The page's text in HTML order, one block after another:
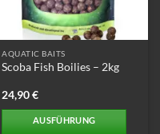
Produktseite
gewählt
werden
AQUATIC BAITS
Scoba Fish Boilies – 2kg
24,90€
AUSFÜHRUNG